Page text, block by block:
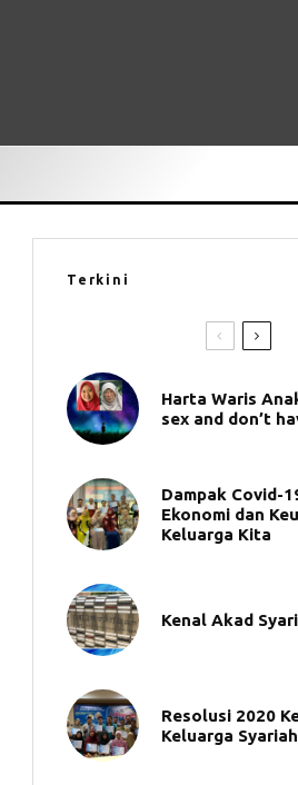
Terkini
Harta Waris
sex and don’t
Dampak Covid-
Ekonomi dan
Keluarga Kita
Kenal Akad
Resolusi 2020
Keluarga Syariah